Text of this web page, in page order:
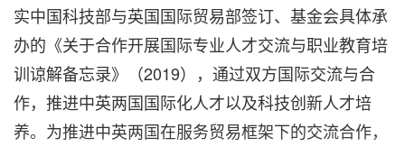
实中国科技部与英国国际贸易部签订、基金会具体承
办的《关于合作开展国际专业人才交流与职业教育培
训谅解备忘录》（2019），通过双方国际交流与合
作，推进中英两国国际化人才以及科技创新人才培
养。为推进中英两国在服务贸易框架下的交流合作，